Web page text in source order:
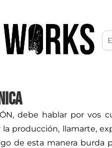
debe hablar por
producción, llamarte,
de esta manera